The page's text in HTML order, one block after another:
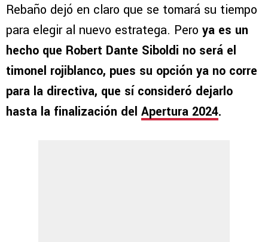
Rebaño dejó en claro que se tomará su tiempo
para elegir al nuevo estratega. Pero ya es un
hecho que Robert Dante Siboldi no será el
timonel rojiblanco, pues su opción ya no corre
para la directiva, que sí consideró dejarlo
hasta la finalización del Apertura 2024.